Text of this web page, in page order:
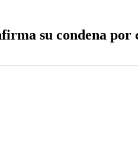
su condena